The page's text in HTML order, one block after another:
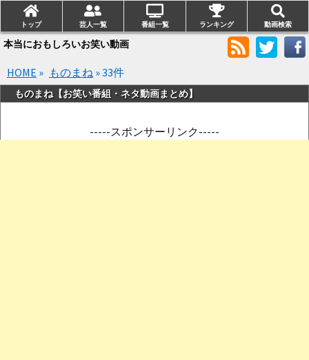
本当におもしろいお笑い動画
HOME » ものまね » 33件
ものまね【お笑い番組・ネタ動画まとめ】
-----スポンサーリンク-----
トップ 芸人一覧 番組一覧 ランキング 動画検索